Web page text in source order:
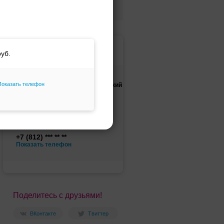
телефон
г. Санкт-Петербург, Московский
+7 (812)
Показать телефон
Поделитесь с друзьями!
ВКонтакте Твиттер